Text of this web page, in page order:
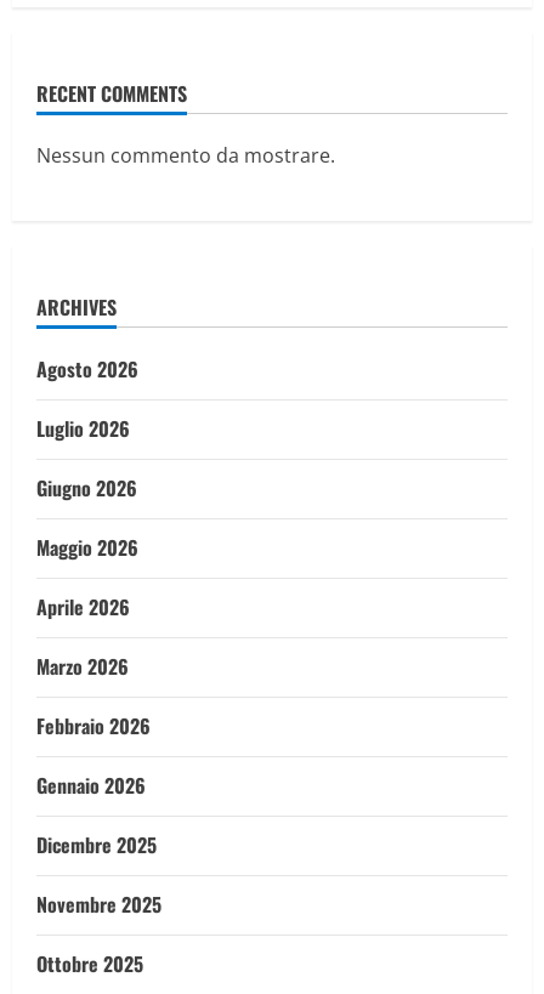
RECENT COMMENTS
Nessun commento da mostrare.
ARCHIVES
Agosto 2026
Luglio 2026
Giugno 2026
Maggio 2026
Aprile 2026
Marzo 2026
Febbraio 2026
Gennaio 2026
Dicembre 2025
Novembre 2025
Ottobre 2025